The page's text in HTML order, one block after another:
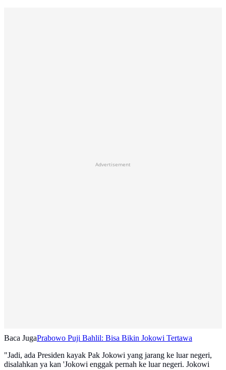
Advertisement
Baca JugaPrabowo Puji Bahlil: Bisa Bikin Jokowi Tertawa
"Jadi, ada Presiden kayak Pak Jokowi yang jarang ke luar negeri,
disalahkan ya kan 'Jokowi enggak pernah ke luar negeri. Jokowi